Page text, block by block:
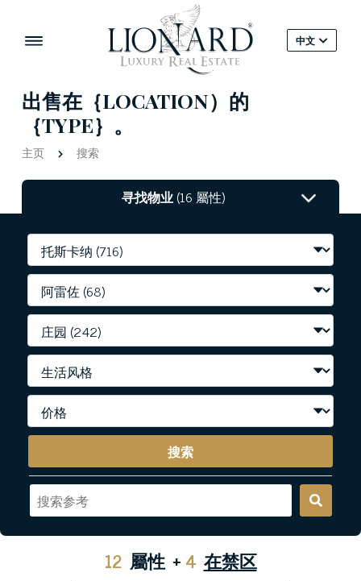
中文
出售在｛LOCATION）的
｛TYPE｝。
主页 搜索
寻找物业(16 屬性)
搜索
12 屬性 + 4 在禁区